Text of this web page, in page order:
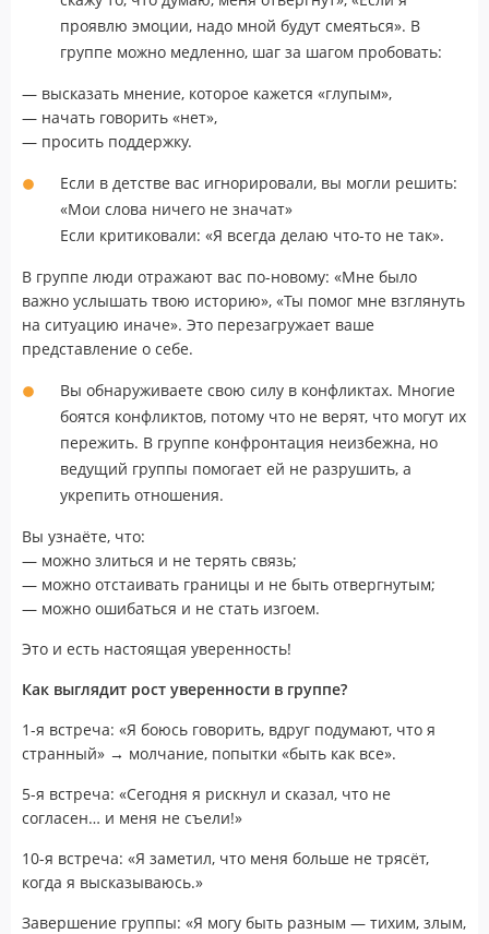
проявлю эмоции, надо мной будут смеяться». В
группе можно медленно, шаг за шагом пробовать:
— высказать мнение, которое кажется «глупым»,
— начать говорить «нет»,
— просить поддержку.
Если в детстве вас игнорировали, вы могли решить:
«Мои слова ничего не значат»
Если критиковали: «Я всегда делаю что-то не так».
В группе люди отражают вас по-новому: «Мне было
важно услышать твою историю», «Ты помог мне взглянуть
на ситуацию иначе». Это перезагружает ваше
представление о себе.
Вы обнаруживаете свою силу в конфликтах. Многие
боятся конфликтов, потому что не верят, что могут их
пережить. В группе конфронтация неизбежна, но
ведущий группы помогает ей не разрушить, а
укрепить отношения.
Вы узнаёте, что:
— можно злиться и не терять связь;
— можно отстаивать границы и не быть отвергнутым;
— можно ошибаться и не стать изгоем.
Это и есть настоящая уверенность!
Как выглядит рост уверенности в группе?
1-я встреча: «Я боюсь говорить, вдруг подумают, что я
странный» → молчание, попытки «быть как все».
5-я встреча: «Сегодня я рискнул и сказал, что не
согласен… и меня не съели!»
10-я встреча: «Я заметил, что меня больше не трясёт,
когда я высказываюсь.»
Завершение группы: «Я могу быть разным — тихим, злым,